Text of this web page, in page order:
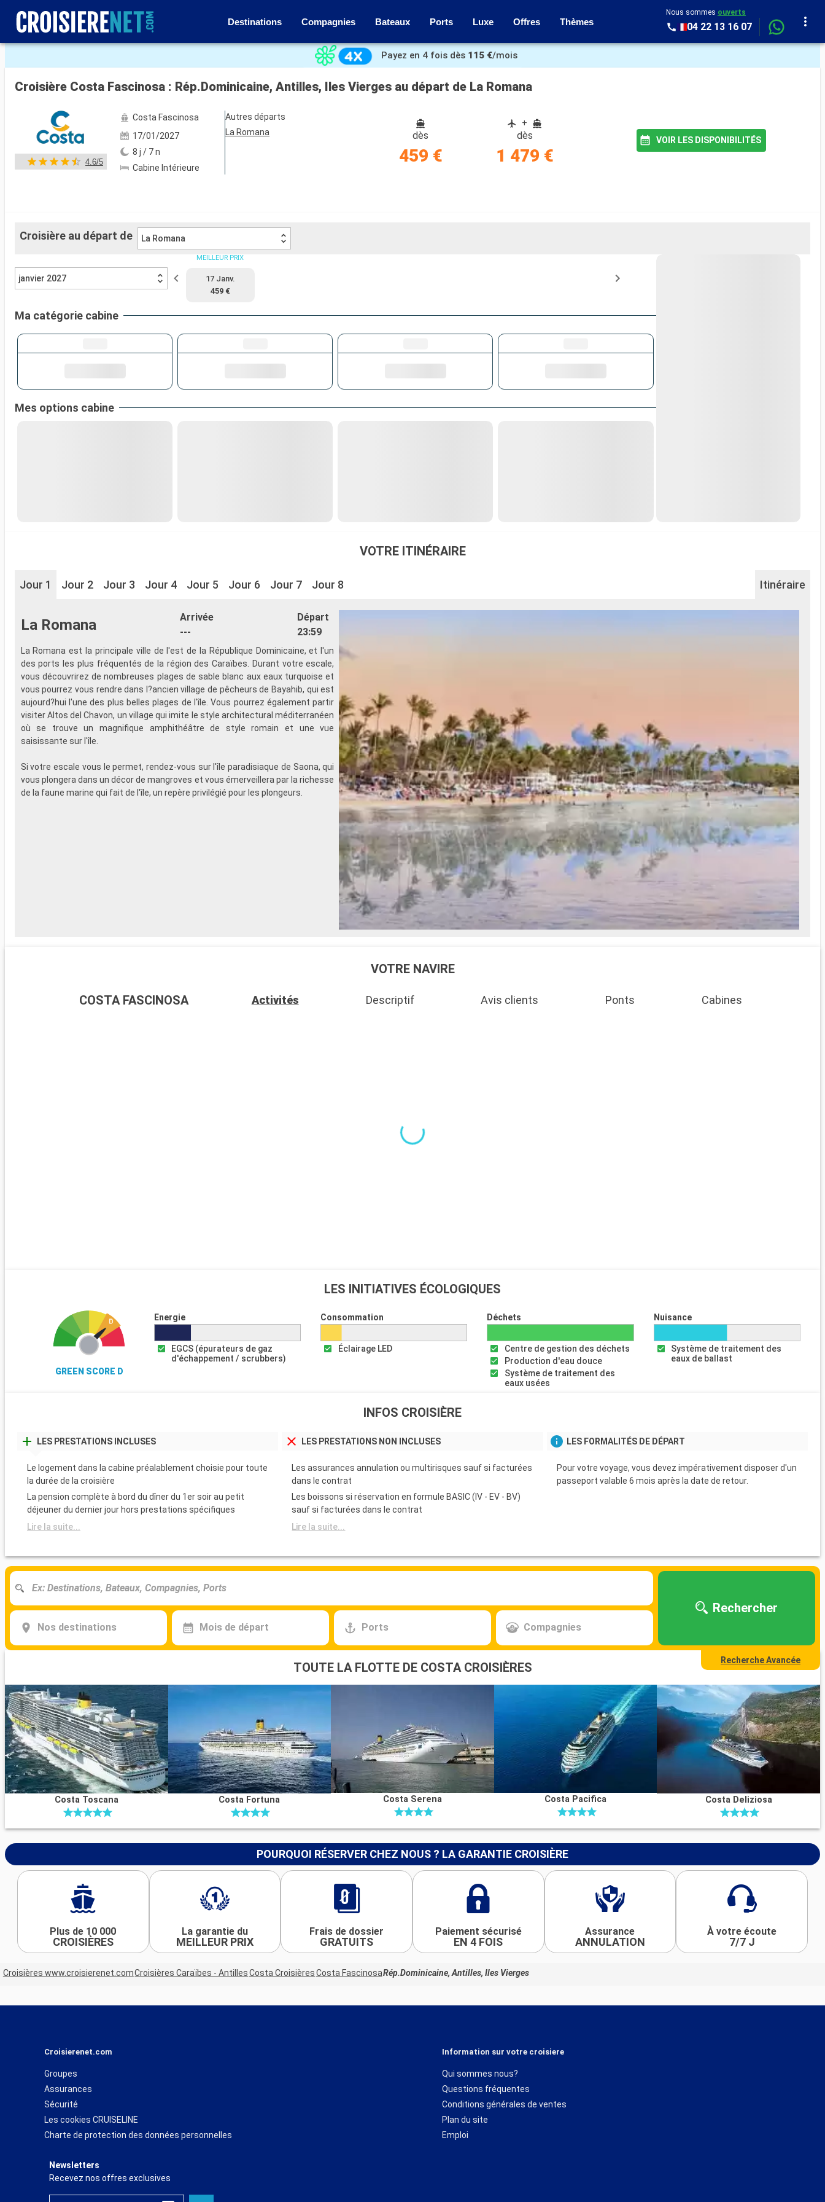
Destinations Compagnies Bateaux Ports Luxe Offres Thèmes
Nous sommes ouverts
04 22 13 16 07
Voir les 59 autres photos
Payez en 4 fois dès 115 €/mois
Croisière Costa Fascinosa : Rép.Dominicaine, Antilles, Iles Vierges au départ de La Romana
4.6/5
Costa Fascinosa
17/01/2027
8 j / 7 n
Cabine Intérieure
Autres départs
La Romana
dès
459 €
+
dès
1 479 €
VOIR LES DISPONIBILITÉS
Croisière au départ de La Romana
janvier 2027
MEILLEUR PRIX
17 Janv.
459 €
Ma catégorie cabine
Mes options cabine
VOTRE ITINÉRAIRE
Jour 1 Jour 2 Jour 3 Jour 4 Jour 5 Jour 6 Jour 7 Jour 8 Itinéraire
La Romana
Arrivée
---
Départ
23:59
La Romana est la principale ville de l'est de la République Dominicaine, et l'un
des ports les plus fréquentés de la région des Caraïbes. Durant votre escale,
vous découvrirez de nombreuses plages de sable blanc aux eaux turquoise et
vous pourrez vous rendre dans l?ancien village de pêcheurs de Bayahib, qui est
aujourd?hui l'une des plus belles plages de l'île. Vous pourrez également partir
visiter Altos del Chavon, un village qui imite le style architectural méditerranéen
où se trouve un magnifique amphithéâtre de style romain et une vue
saisissante sur l'île.
Si votre escale vous le permet, rendez-vous sur l'île paradisiaque de Saona, qui
vous plongera dans un décor de mangroves et vous émerveillera par la richesse
de la faune marine qui fait de l'île, un repère privilégié pour les plongeurs.
VOTRE NAVIRE
COSTA FASCINOSA Activités Descriptif Avis clients Ponts Cabines
LES INITIATIVES ÉCOLOGIQUES
GREEN SCORE D
Energie
EGCS (épurateurs de gaz
d'échappement / scrubbers)
Consommation
Éclairage LED
Déchets
Centre de gestion des déchets
Production d'eau douce
Système de traitement des
eaux usées
Nuisance
Système de traitement des
eaux de ballast
INFOS CROISIÈRE
LES PRESTATIONS INCLUSES
Le logement dans la cabine préalablement choisie pour toute
la durée de la croisière
La pension complète à bord du dîner du 1er soir au petit
déjeuner du dernier jour hors prestations spécifiques
Lire la suite...
LES PRESTATIONS NON INCLUSES
Les assurances annulation ou multirisques sauf si facturées
dans le contrat
Les boissons si réservation en formule BASIC (IV - EV - BV)
sauf si facturées dans le contrat
Lire la suite...
LES FORMALITÉS DE DÉPART
Pour votre voyage, vous devez impérativement disposer d'un
passeport valable 6 mois après la date de retour.
Nos destinations Mois de départ Ports Compagnies
Rechercher
Recherche Avancée
TOUTE LA FLOTTE DE COSTA CROISIÈRES
Costa Toscana Costa Fortuna Costa Serena Costa Pacifica Costa Deliziosa
POURQUOI RÉSERVER CHEZ NOUS ? LA GARANTIE CROISIÈRE
Plus de 10 000
CROISIÈRES
La garantie du
MEILLEUR PRIX
Frais de dossier
GRATUITS
Paiement sécurisé
EN 4 FOIS
Assurance
ANNULATION
À votre écoute
7/7 J
Croisières www.croisierenet.comCroisières Caraïbes - AntillesCosta CroisièresCosta FascinosaRép.Dominicaine, Antilles, Iles Vierges
Croisierenet.com
Groupes
Assurances
Sécurité
Les cookies CRUISELINE
Charte de protection des données personnelles
Information sur votre croisiere
Qui sommes nous?
Questions fréquentes
Conditions générales de ventes
Plan du site
Emploi
Newsletters
Recevez nos offres exclusives